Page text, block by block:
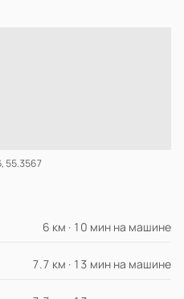
55.3567
6 км · 10 мин на машине
7.7 км · 13 мин на машине